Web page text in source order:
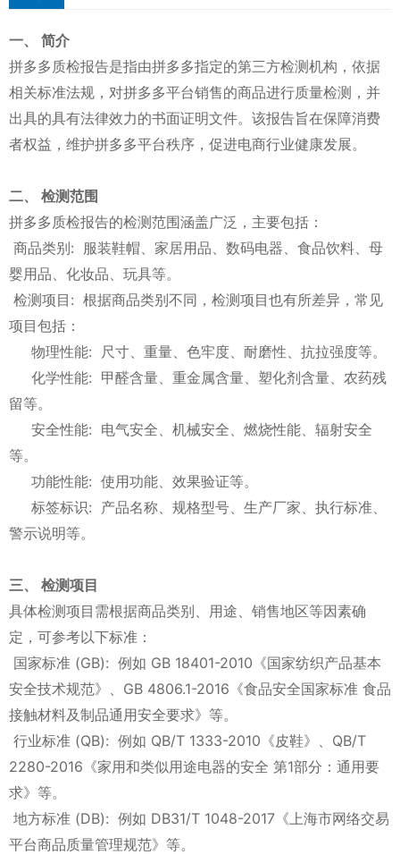
一、 简介
拼多多质检报告是指由拼多多指定的第三方检测机构，依据
相关标准法规，对拼多多平台销售的商品进行质量检测，并
出具的具有法律效力的书面证明文件。该报告旨在保障消费
者权益，维护拼多多平台秩序，促进电商行业健康发展。
二、 检测范围
拼多多质检报告的检测范围涵盖广泛，主要包括：
商品类别: 服装鞋帽、家居用品、数码电器、食品饮料、母
婴用品、化妆品、玩具等。
检测项目: 根据商品类别不同，检测项目也有所差异，常见
项目包括：
物理性能: 尺寸、重量、色牢度、耐磨性、抗拉强度等。
化学性能: 甲醛含量、重金属含量、塑化剂含量、农药残
留等。
安全性能: 电气安全、机械安全、燃烧性能、辐射安全
等。
功能性能: 使用功能、效果验证等。
标签标识: 产品名称、规格型号、生产厂家、执行标准、
警示说明等。
三、 检测项目
具体检测项目需根据商品类别、用途、销售地区等因素确
定，可参考以下标准：
国家标准 (GB): 例如 GB 18401-2010《国家纺织产品基本
安全技术规范》、GB 4806.1-2016《食品安全国家标准 食品
接触材料及制品通用安全要求》等。
行业标准 (QB): 例如 QB/T 1333-2010《皮鞋》、QB/T
2280-2016《家用和类似用途电器的安全 第1部分：通用要
求》等。
地方标准 (DB): 例如 DB31/T 1048-2017《上海市网络交易
平台商品质量管理规范》等。